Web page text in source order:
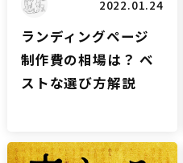
2022.01.24
ランディングページ
制作費の相場は？ ベ
ストな選び方解説
LPブログ